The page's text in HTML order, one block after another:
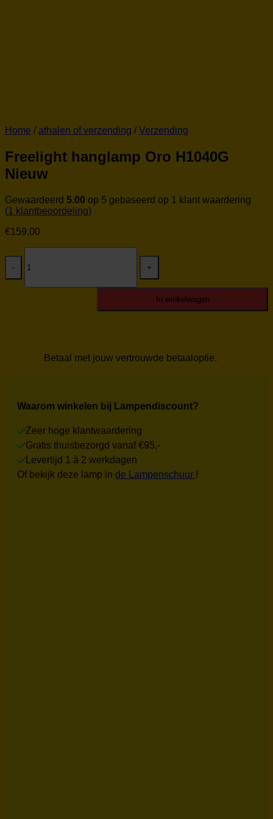
Home / afhalen of verzending / Verzending
Freelight hanglamp Oro H1040G
Nieuw
Gewaardeerd 5.00 op 5 gebaseerd op 1
klant waardering
(1
klantbeoordeling)
€159.00
hanglamp
Oro
H1040G
In winkelwagen
Betaal met jouw vertrouwde betaaloptie.
Waarom winkelen bij Lampendiscount?
Zeer hoge klantwaardering
Gratis thuisbezorgd vanaf €95,-
Levertijd 1 à 2 werkdagen
Of bekijk deze lamp in de Lampenschuur !